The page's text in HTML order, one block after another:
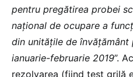
pentru pregătirea probei
naţional de ocupare a
din unităţile de învăţământ
ianuarie-februarie 2019”.
rezolvarea (fiind test grilă